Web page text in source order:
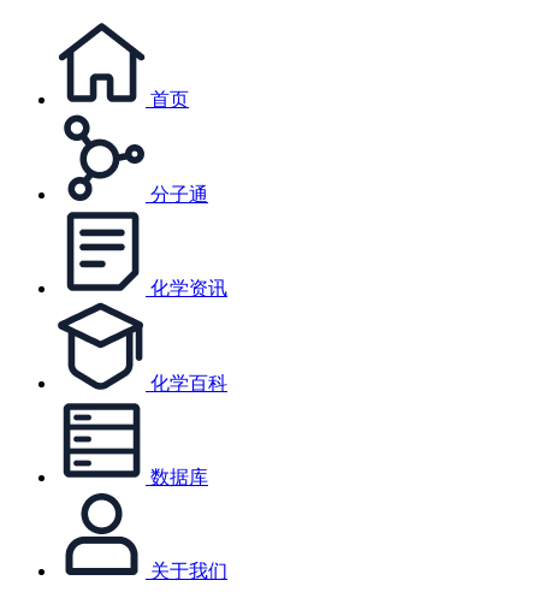
首页
分子通
化学资讯
化学百科
数据库
关于我们